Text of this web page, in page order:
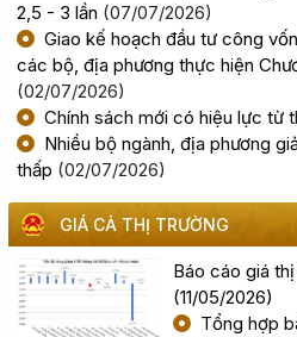
(04/08/2026, 00:00)
Chủ tịch UBND tỉnh Đỗ Hữu
tiến độ giải ngân đầu tư công
(04/08/2026, 00:00)
Rà soát công tác chuẩn bị
kết hợp diễn tập phòng thủ dân
(02/08/2026, 00:00)
Khai mạc Hội nghị Ngoại giao
2,5 - 3 lần (07/07/2026)
Giao kế hoạch đầu tư công
các bộ, địa phương thực hiện
(02/07/2026)
Chính sách mới có hiệu lực từ
Nhiều bộ ngành, địa phương
thấp (02/07/2026)
GIÁ CẢ THỊ TRƯỜNG
Báo cáo giá
(11/05/2026)
Tổng hợp